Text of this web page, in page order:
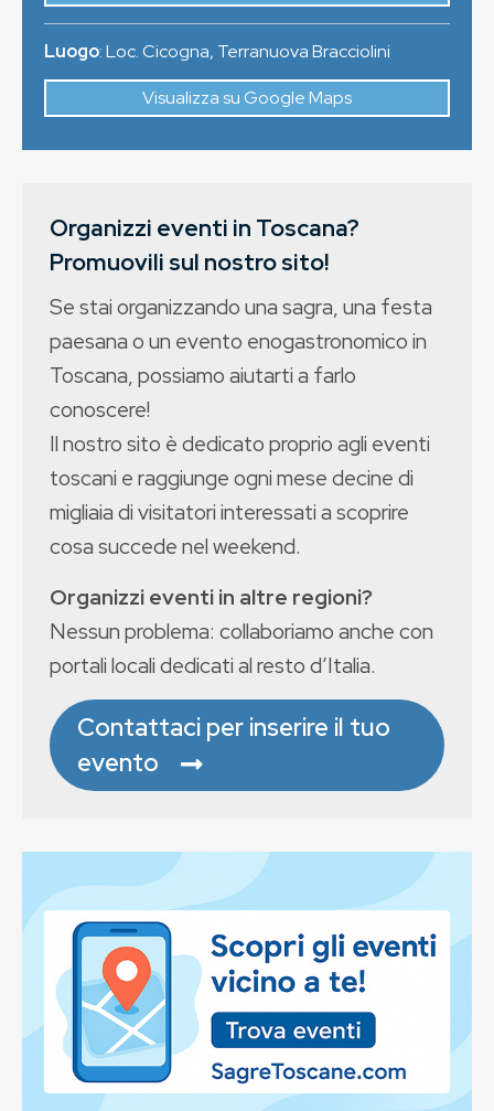
Luogo:Loc. Cicogna, Terranuova Bracciolini
Visualizza su Google Maps
Organizzi eventi in Toscana?
Promuovili sul nostro sito!
Se stai organizzando una sagra, una festa
paesana o un evento enogastronomico in
Toscana, possiamo aiutarti a farlo
conoscere!
Il nostro sito è dedicato proprio agli eventi
toscani e raggiunge ogni mese decine di
migliaia di visitatori interessati a scoprire
cosa succede nel weekend.
Organizzi eventi in altre regioni?
Nessun problema: collaboriamo anche con
portali locali dedicati al resto d’Italia.
Contattaci per inserire il tuo
evento